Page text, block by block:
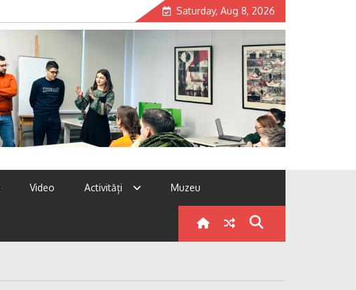
Saturday, Aug 8, 2026
Video Activități Muzeu